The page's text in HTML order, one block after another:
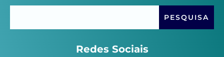
Redes Sociais